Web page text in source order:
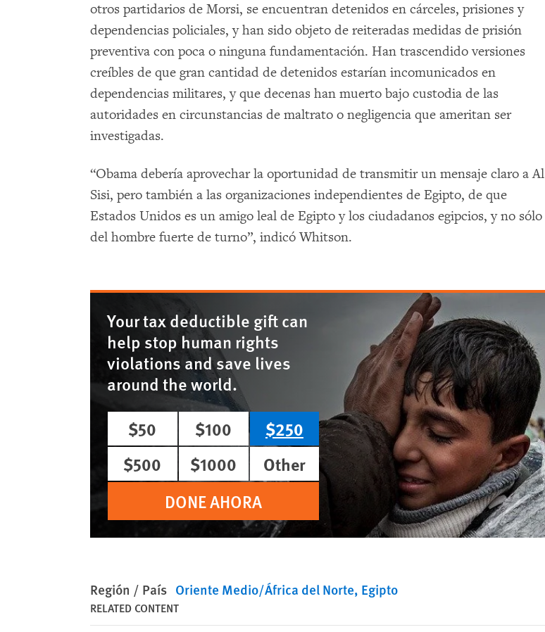
otros partidarios de Morsi, se encuentran detenidos en cárceles, prisiones y
dependencias policiales, y han sido objeto de reiteradas medidas de prisión
preventiva con poca o ninguna fundamentación. Han trascendido versiones
creíbles de que gran cantidad de detenidos estarían incomunicados en
dependencias militares, y que decenas han muerto bajo custodia de las
autoridades en circunstancias de maltrato o negligencia que ameritan ser
investigadas.
“Obama debería aprovechar la oportunidad de transmitir un mensaje claro a Al
Sisi, pero también a las organizaciones independientes de Egipto, de que
Estados Unidos es un amigo leal de Egipto y los ciudadanos egipcios, y no sólo
del hombre fuerte de turno”, indicó Whitson.
Your tax deductible gift can
help stop human rights
violations and save lives
around the world.
$50
$100
$250
$500
$1000
Other
DONE AHORA
Región / País Oriente Medio/África del Norte Egipto
RELATED CONTENT